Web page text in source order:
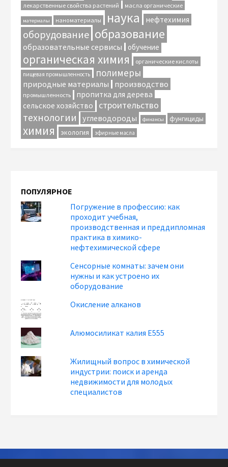
лекарственные свойства растений масла органические
материалы наноматериалы наука нефтехимия
оборудование образование
образовательные сервисы обучение
органическая химия органические кислоты
пищевая промышленность полимеры
природные материалы производство
промышленность
пропитка для дерева
сельское хозяйство
строительство
технологии углеводороды финансы фунгициды
химия экология эфирные масла
ПОПУЛЯРНОЕ
Погружение в профессию: как
проходит учебная,
производственная и преддипломная
практика в химико-
нефтехимической сфере
Сенсорные комнаты: зачем они
нужны и как устроено их
оборудование
Окисление алканов
Алюмосиликат калия Е555
Жилищный вопрос в химической
индустрии: поиск и аренда
недвижимости для молодых
специалистов